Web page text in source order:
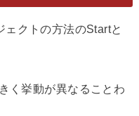
クトの方法のStartと
く挙動が異なることわ